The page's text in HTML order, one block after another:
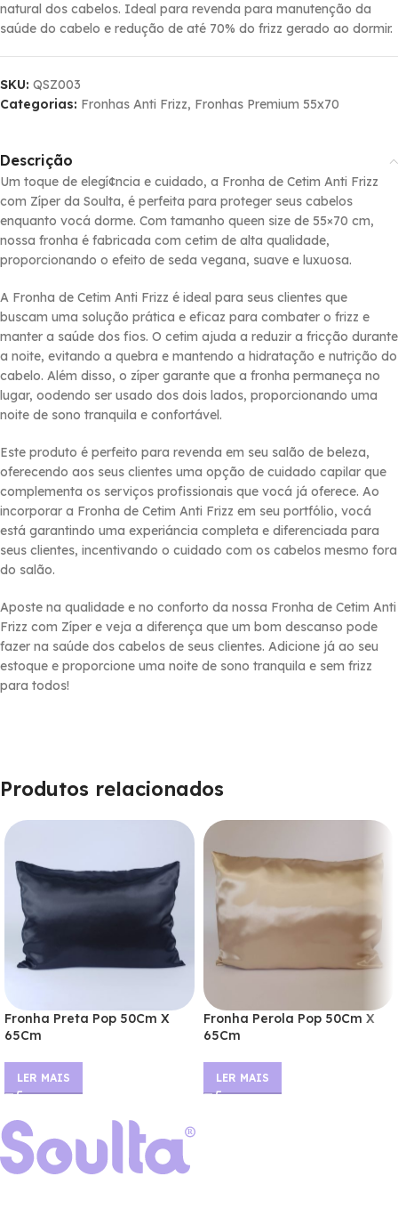
natural dos cabelos. Ideal para revenda para manutenção da
saúde do cabelo e redução de até 70% do frizz gerado ao dormir.
SKU: QSZ003
Categorias: Fronhas Anti Frizz, Fronhas Premium 55x70
Descrição
Um toque de elegí¢ncia e cuidado, a Fronha de Cetim Anti Frizz
com Zí­per da Soulta, é perfeita para proteger seus cabelos
enquanto vocá dorme. Com tamanho queen size de 55×70 cm,
nossa fronha é fabricada com cetim de alta qualidade,
proporcionando o efeito de seda vegana, suave e luxuosa.
A Fronha de Cetim Anti Frizz é ideal para seus clientes que
buscam uma solução prática e eficaz para combater o frizz e
manter a saúde dos fios. O cetim ajuda a reduzir a fricção durante
a noite, evitando a quebra e mantendo a hidratação e nutrição do
cabelo. Além disso, o zí­per garante que a fronha permaneça no
lugar, oodendo ser usado dos dois lados, proporcionando uma
noite de sono tranquila e confortável.
Este produto é perfeito para revenda em seu salão de beleza,
oferecendo aos seus clientes uma opção de cuidado capilar que
complementa os serviços profissionais que vocá já oferece. Ao
incorporar a Fronha de Cetim Anti Frizz em seu portfólio, vocá
está garantindo uma experiáncia completa e diferenciada para
seus clientes, incentivando o cuidado com os cabelos mesmo fora
do salão.
Aposte na qualidade e no conforto da nossa Fronha de Cetim Anti
Frizz com Zí­per e veja a diferença que um bom descanso pode
fazer na saúde dos cabelos de seus clientes. Adicione já ao seu
estoque e proporcione uma noite de sono tranquila e sem frizz
para todos!
Produtos relacionados
Fronha Preta Pop 50Cm X
65Cm
LER MAIS
Fronha Perola Pop 50Cm X
65Cm
LER MAIS